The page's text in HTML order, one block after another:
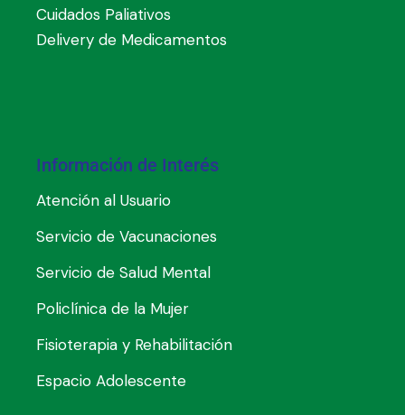
Cuidados Paliativos
Delivery de Medicamentos
Información de Interés
Atención al Usuario
Servicio de Vacunaciones
Servicio de Salud Mental
Policlínica de la Mujer
Fisioterapia y Rehabilitación
Espacio Adolescente